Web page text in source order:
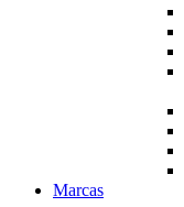
Marcas